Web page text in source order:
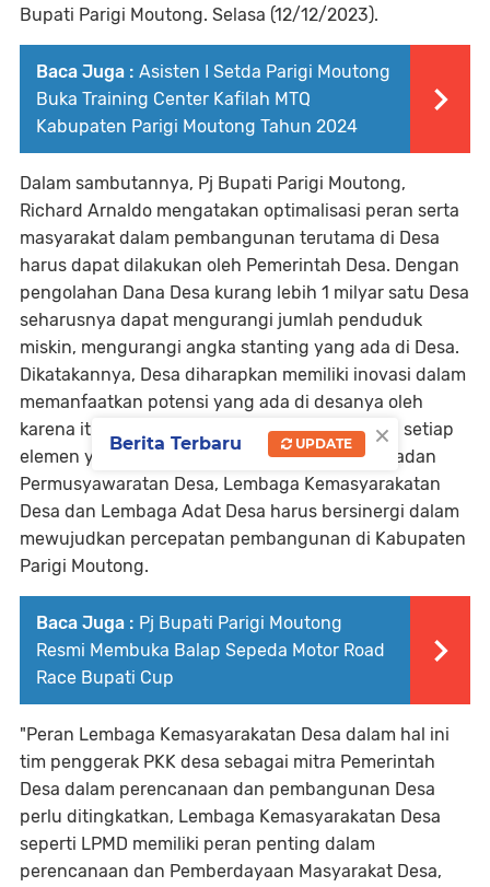
Bupati Parigi Moutong. Selasa (12/12/2023).
Baca Juga : Asisten I Setda Parigi Moutong
Buka Training Center Kafilah MTQ
Kabupaten Parigi Moutong Tahun 2024
Dalam sambutannya, Pj Bupati Parigi Moutong,
Richard Arnaldo mengatakan optimalisasi peran serta
masyarakat dalam pembangunan terutama di Desa
harus dapat dilakukan oleh Pemerintah Desa. Dengan
pengolahan Dana Desa kurang lebih 1 milyar satu Desa
seharusnya dapat mengurangi jumlah penduduk
miskin, mengurangi angka stanting yang ada di Desa.
Dikatakannya, Desa diharapkan memiliki inovasi dalam
memanfaatkan potensi yang ada di desanya oleh
karena itu diperlukan sinergitas yang baik dari setiap
elemen yang ada di Desa, Pemerintah Desa, Badan
Permusyawaratan Desa, Lembaga Kemasyarakatan
Desa dan Lembaga Adat Desa harus bersinergi dalam
mewujudkan percepatan pembangunan di Kabupaten
Parigi Moutong.
Baca Juga : Pj Bupati Parigi Moutong
Resmi Membuka Balap Sepeda Motor Road
Race Bupati Cup
"Peran Lembaga Kemasyarakatan Desa dalam hal ini
tim penggerak PKK desa sebagai mitra Pemerintah
Desa dalam perencanaan dan pembangunan Desa
perlu ditingkatkan, Lembaga Kemasyarakatan Desa
seperti LPMD memiliki peran penting dalam
perencanaan dan Pemberdayaan Masyarakat Desa,
×
Berita Terbaru UPDATE